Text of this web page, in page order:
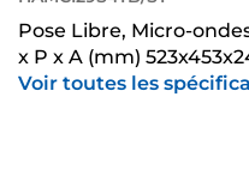
Pose Libre, Micro-
x P x A (mm)
Voir toutes les